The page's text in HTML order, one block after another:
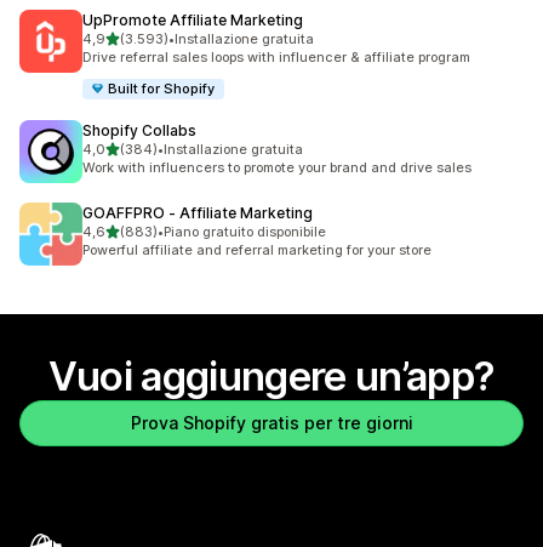
UpPromote Affiliate Marketing
4,9stelle su 5
(3.593)
3593 recensioni totali
•Installazione gratuita
Drive referral sales loops with influencer & affiliate program
Built for Shopify
Shopify Collabs
4,0stelle su 5
(384)
384 recensioni totali
•Installazione gratuita
Work with influencers to promote your brand and drive sales
GOAFFPRO ‑ Affiliate Marketing
4,6stelle su 5
(883)
883 recensioni totali
•Piano gratuito disponibile
Powerful affiliate and referral marketing for your store
Vuoi aggiungere un’app?
Prova Shopify gratis per tre giorni